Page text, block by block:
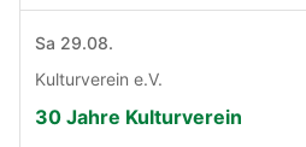
Sa 29.08.
Kulturverein e.V.
30 Jahre Kulturverein